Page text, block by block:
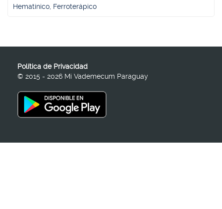
Hematínico, Ferroterápico
Política de Privacidad
© 2015 - 2026 Mi Vademecum Paraguay